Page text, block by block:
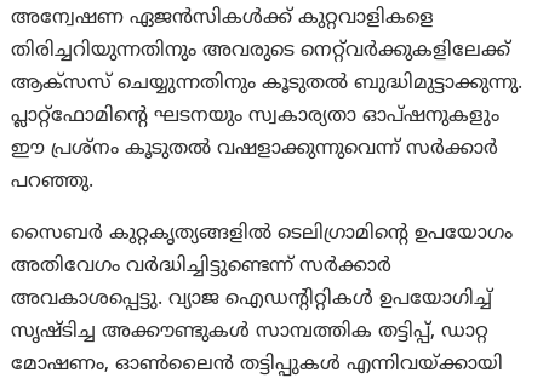
അന്വേഷണ ഏജൻസികൾക്ക് കുറ്റവാളികളെ
തിരിച്ചറിയുന്നതിനും അവരുടെ നെറ്റ്‌വർക്കുകളിലേക്ക്
ആക്‌സസ് ചെയ്യുന്നതിനും കൂടുതൽ ബുദ്ധിമുട്ടാക്കുന്നു.
പ്ലാറ്റ്‌ഫോമിന്റെ ഘടനയും സ്വകാര്യതാ ഓപ്ഷനുകളും
ഈ പ്രശ്‌നം കൂടുതൽ വഷളാക്കുന്നുവെന്ന് സർക്കാർ
പറഞ്ഞു.
സൈബർ കുറ്റകൃത്യങ്ങളിൽ ടെലിഗ്രാമിന്റെ ഉപയോഗം
അതിവേഗം വർദ്ധിച്ചിട്ടുണ്ടെന്ന് സർക്കാർ
അവകാശപ്പെട്ടു. വ്യാജ ഐഡന്റിറ്റികൾ ഉപയോഗിച്ച്
സൃഷ്ടിച്ച അക്കൗണ്ടുകൾ സാമ്പത്തിക തട്ടിപ്പ്, ഡാറ്റ
മോഷണം, ഓൺലൈൻ തട്ടിപ്പുകൾ എന്നിവയ്ക്കായി